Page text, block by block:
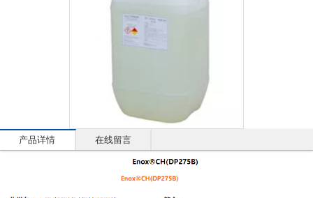
产品详情 在线留言